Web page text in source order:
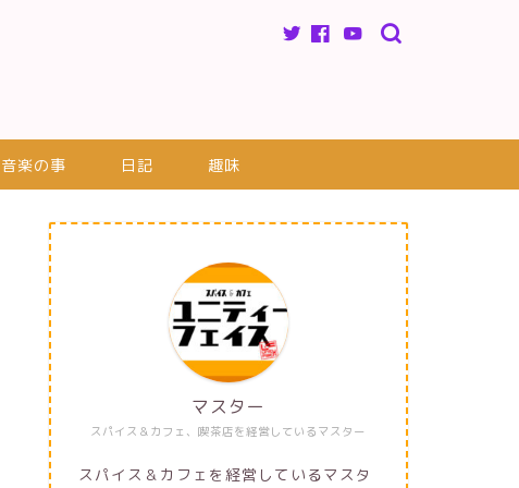
音楽の事 日記 趣味
スパイス＆カフェ、喫茶店を経営しているマスター
マスター
スパイス＆カフェを経営しているマスタ